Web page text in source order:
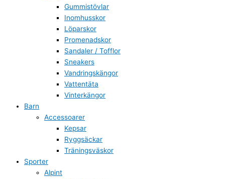
Gummistövlar
Inomhusskor
Löparskor
Promenadskor
Sandaler / Tofflor
Sneakers
Vandringskängor
Vattentäta
Vinterkängor
Barn
Accessoarer
Kepsar
Ryggsäckar
Träningsväskor
Sporter
Alpint